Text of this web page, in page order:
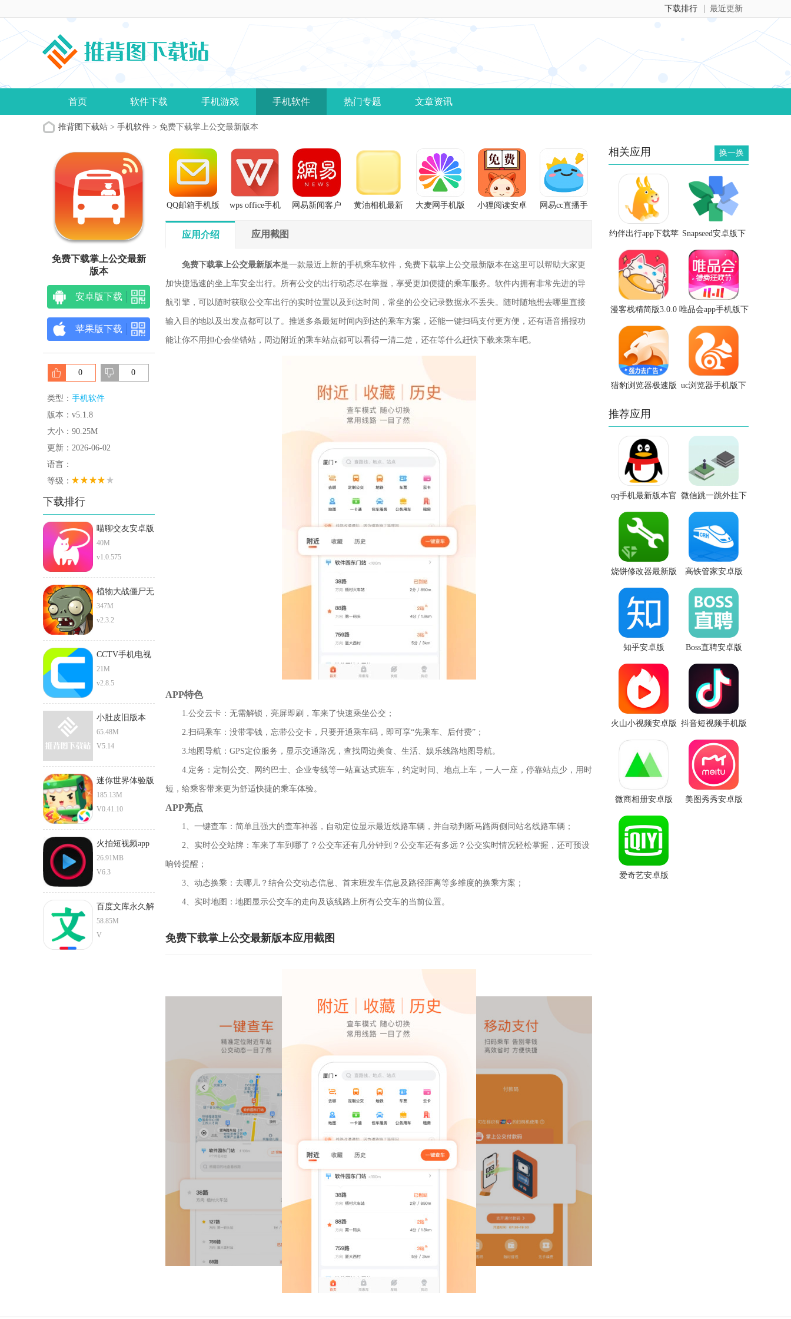
最近更新
下载排行
首页 软件下载 手机游戏 手机软件 热门专题 文章资讯
推背图下载站 > 手机软件 > 免费下载掌上公交最新版本
免费下载掌上公交最新
版本
安卓版下载
苹果版下载
0 0
类型： 手机软件
版本：v5.1.8
大小：90.25M
更新：2026-06-02
语言：
等级：
下载排行
喵聊交友安卓版
40M
v1.0.575
植物大战僵尸无
限阳光版
347M
v2.3.2
CCTV手机电视
安卓版
21M
v2.8.5
小肚皮旧版本
65.48M
V5.14
迷你世界体验版
185.13M
V0.41.10
火拍短视频app
安卓版
26.91MB
V6.3
百度文库永久解
锁版app
58.85M
V
QQ邮箱手机版
wps office手机
网易新闻客户
黄油相机最新
大麦网手机版
小狸阅读安卓
网易cc直播手
应用介绍 应用截图
免费下载掌上公交最新版本是一款最近上新的手机乘车软件，免费下载掌上公交最新版本在这里可以帮助大家更
加快捷迅速的坐上车安全出行。所有公交的出行动态尽在掌握，享受更加便捷的乘车服务。软件内拥有非常先进的导
航引擎，可以随时获取公交车出行的实时位置以及到达时间，常坐的公交记录数据永不丢失。随时随地想去哪里直接
输入目的地以及出发点都可以了。推送多条最短时间内到达的乘车方案，还能一键扫码支付更方便，还有语音播报功
能让你不用担心会坐错站，周边附近的乘车站点都可以看得一清二楚，还在等什么赶快下载来乘车吧。
APP特色
1.公交云卡：无需解锁，亮屏即刷，车来了快速乘坐公交；
2.扫码乘车：没带零钱，忘带公交卡，只要开通乘车码，即可享“先乘车、后付费”；
3.地图导航：GPS定位服务，显示交通路况，查找周边美食、生活、娱乐线路地图导航。
4.定务：定制公交、网约巴士、企业专线等一站直达式班车，约定时间、地点上车，一人一座，停靠站点少，用时
短，给乘客带来更为舒适快捷的乘车体验。
APP亮点
1、一键查车：简单且强大的查车神器，自动定位显示最近线路车辆，并自动判断马路两侧同站名线路车辆；
2、实时公交站牌：车来了车到哪了？公交车还有几分钟到？公交车还有多远？公交实时情况轻松掌握，还可预设
响铃提醒；
3、动态换乘：去哪儿？结合公交动态信息、首末班发车信息及路径距离等多维度的换乘方案；
4、实时地图：地图显示公交车的走向及该线路上所有公交车的当前位置。
免费下载掌上公交最新版本应用截图
相关应用 换一换
约伴出行app下载苹
果
Snapseed安卓版下
载
漫客栈精简版3.0.0 唯品会app手机版下
载
猎豹浏览器极速版 uc浏览器手机版下
推荐应用
qq手机最新版本官
方版
微信跳一跳外挂下
载
烧饼修改器最新版 高铁管家安卓版
知乎安卓版 Boss直聘安卓版
火山小视频安卓版 抖音短视频手机版
微商相册安卓版 美图秀秀安卓版
爱奇艺安卓版